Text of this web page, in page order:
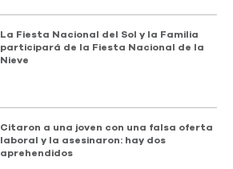
La Fiesta Nacional del Sol y la Familia
participará de la Fiesta Nacional de la
Nieve
Citaron a una joven con una falsa oferta
laboral y la asesinaron: hay dos
aprehendidos